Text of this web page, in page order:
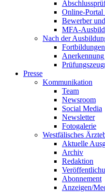
Online-
Bewerber
MFA-
Nach der
Presse
Kommunikation
Team
Newsroom
Social Media
Newsletter
Fotogalerie
Westfälisches
Aktuelle
Archiv
Redaktion
Abonnement
Anzeigen/